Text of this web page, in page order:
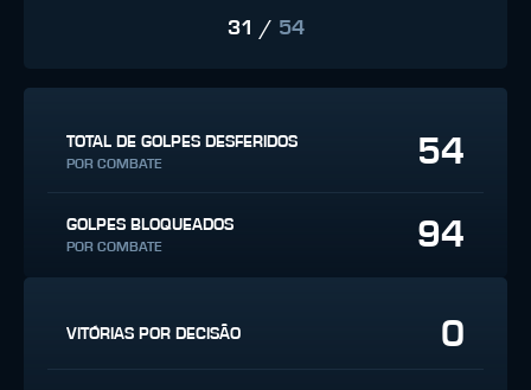
31 / 54
TOTAL DE GOLPES DESFERIDOS
POR COMBATE 54
GOLPES BLOQUEADOS
POR COMBATE 94
VITÓRIAS POR DECISÃO 0